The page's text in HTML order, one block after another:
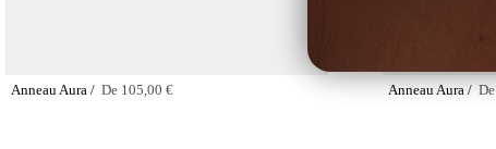
Anneau Aura / De 105,00 € Anneau Aura / De